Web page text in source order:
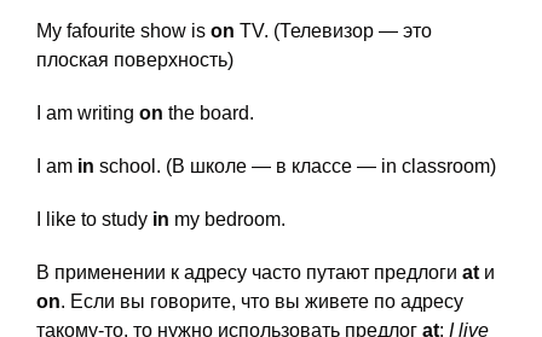
My fafourite show is on TV. (Телевизор — это
плоская поверхность)
I am writing on the board.
I am in school. (В школе — в классе — in classroom)
I like to study in my bedroom.
В применении к адресу часто путают предлоги at и
on. Если вы говорите, что вы живете по адресу
такому-то, то нужно использовать предлог at: I live